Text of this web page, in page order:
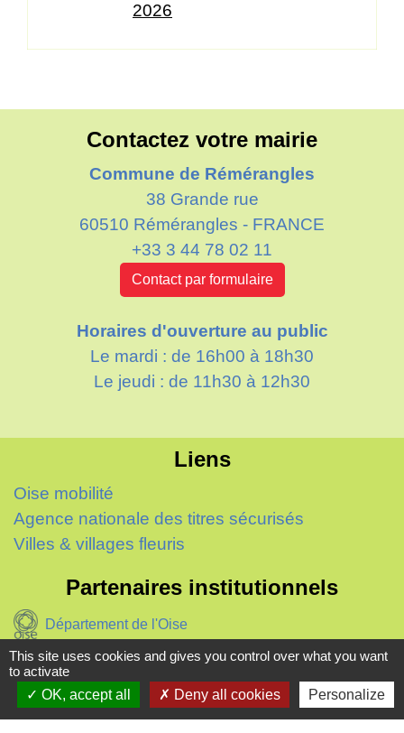
2026
Contactez votre mairie
Commune de Rémérangles
38 Grande rue
60510 Rémérangles - FRANCE
+33 3 44 78 02 11
Contact par formulaire
Horaires d'ouverture au public
Le mardi : de 16h00 à 18h30
Le jeudi : de 11h30 à 12h30
Liens
Oise mobilité
Agence nationale des titres sécurisés
Villes & villages fleuris
Partenaires institutionnels
Département de l'Oise
Région Hauts-de-France
Agglo du Beauvaisis
This site uses cookies and gives you control over what you want
to activate
OK, accept all
Deny all cookies Personalize